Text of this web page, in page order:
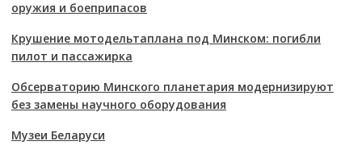
оружия и боеприпасов
Крушение мотодельтаплана под Минском: погибли
пилот и пассажирка
Обсерваторию Минского планетария модернизируют
без замены научного оборудования
Музеи Беларуси